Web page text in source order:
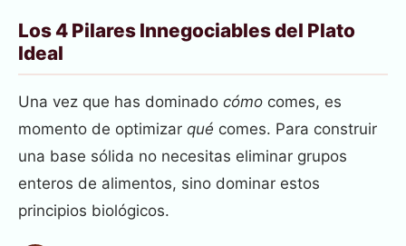
Los 4 Pilares Innegociables del Plato
Ideal
Una vez que has dominado cómo comes, es
momento de optimizar qué comes. Para construir
una base sólida no necesitas eliminar grupos
enteros de alimentos, sino dominar estos
principios biológicos.